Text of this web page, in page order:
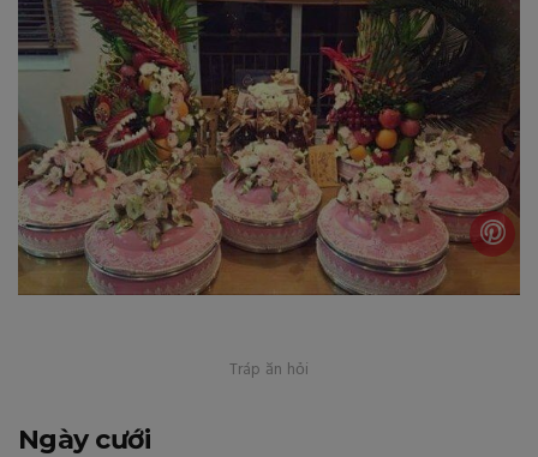
Tráp ăn hỏi
Ngày cưới